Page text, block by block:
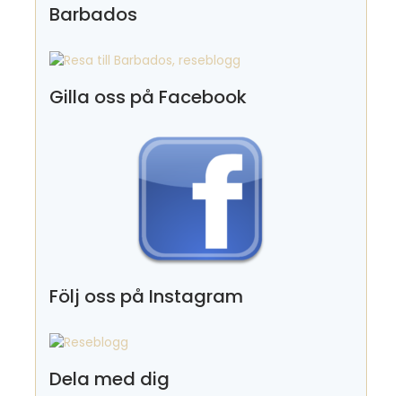
Barbados
Gilla oss på Facebook
Följ oss på Instagram
Dela med dig